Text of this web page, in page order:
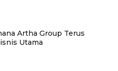
Artha Group Terus
Utama